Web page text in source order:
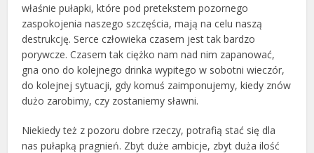
właśnie pułapki, które pod pretekstem pozornego
zaspokojenia naszego szczęścia, mają na celu naszą
destrukcję. Serce człowieka czasem jest tak bardzo
porywcze. Czasem tak ciężko nam nad nim zapanować,
gna ono do kolejnego drinka wypitego w sobotni wieczór,
do kolejnej sytuacji, gdy komuś zaimponujemy, kiedy znów
dużo zarobimy, czy zostaniemy sławni.
Niekiedy też z pozoru dobre rzeczy, potrafią stać się dla
nas pułapką pragnień. Zbyt duże ambicje, zbyt duża ilość